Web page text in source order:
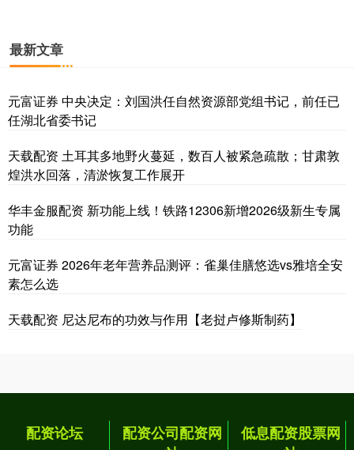
最新文章
元富证券 中央决定：刘国洪任自然资源部党组书记，前任已
任湖北省委书记
天载配资 土耳其多地野火蔓延，数百人被紧急疏散；甘肃敦
煌洪水回落，清淤恢复工作展开
华丰金服配资 新功能上线！铁路12306新增2026级新生专属
功能
元富证券 2026年老年营养品测评：雀巢佳膳悠选vs雅培全安
素怎么选
天载配资 尼达尼布的功效与作用【老挝卢修斯制药】
配资论坛
配资公司配资网
低息配资股票网